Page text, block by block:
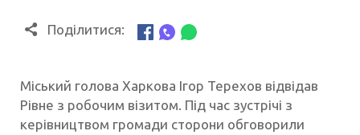
Поділитися:
Міський голова Харкова Ігор Терехов відвідав
Рівне з робочим візитом. Під час зустрічі з
керівництвом громади сторони обговорили